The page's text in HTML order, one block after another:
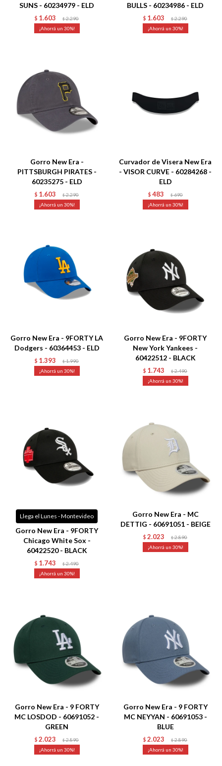
SUNS - 60234979 - ELD
$ 1.603 $ 2.290
30
BULLS - 60234986 - ELD
$ 1.603 $ 2.290
30
Gorro New Era -
PITTSBURGH PIRATES -
60235275 - ELD
$ 1.603 $ 2.290
30
Curvador de Visera New Era
- VISOR CURVE - 60284268 -
ELD
$ 483 $ 690
30
Gorro New Era - 9FORTY LA
Dodgers - 60364453 - ELD
$ 1.393 $ 1.990
30
Gorro New Era - 9FORTY
New York Yankees -
60422512 - BLACK
$ 1.743 $ 2.490
30
Llega el Lunes - Montevideo
Gorro New Era - 9FORTY
Chicago White Sox -
60422520 - BLACK
$ 1.743 $ 2.490
30
Gorro New Era - MC
DETTIG - 60691051 - BEIGE
$ 2.023 $ 2.890
30
Gorro New Era - 9 FORTY
MC LOSDOD - 60691052 -
GREEN
$ 2.023 $ 2.890
30
Gorro New Era - 9 FORTY
MC NEYYAN - 60691053 -
BLUE
$ 2.023 $ 2.890
30